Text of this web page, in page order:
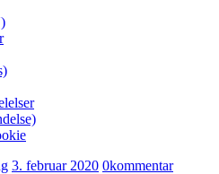
3. februar 2020 0kommentar